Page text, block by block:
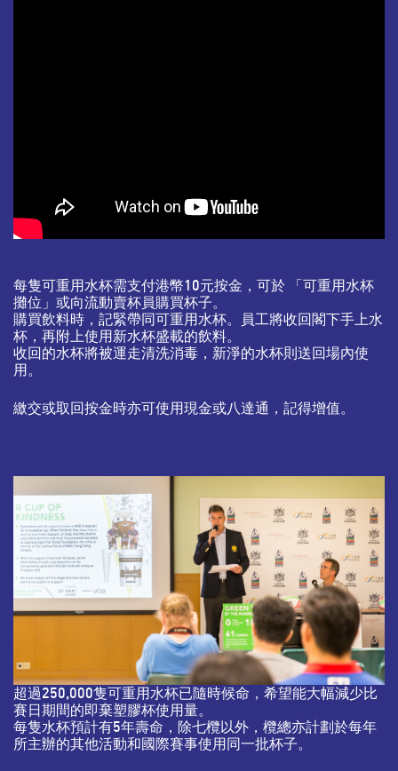
每隻可重用水杯需支付港幣10元按金，可於 「可重用水杯
攤位」或向流動賣杯員購買杯子。
購買飲料時，記緊帶同可重用水杯。員工將收回閣下手上水
杯，再附上使用新水杯盛載的飲料。
收回的水杯將被運走清洗消毒，新淨的水杯則送回場內使
用。
繳交或取回按金時亦可使用現金或八達通，記得增值。
超過250,000隻可重用水杯已隨時候命，希望能大幅減少比
賽日期間的即棄塑膠杯使用量。
每隻水杯預計有5年壽命，除七欖以外，欖總亦計劃於每年
所主辦的其他活動和國際賽事使用同一批杯子。